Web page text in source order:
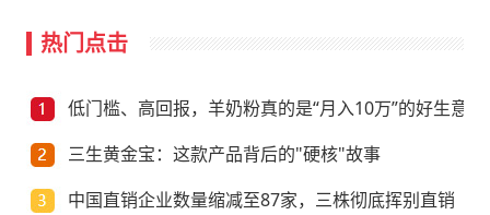
热门点击
低门槛、高回报，羊奶粉真的是“月入10万”的好生意？
三生黄金宝：这款产品背后的"硬核"故事
中国直销企业数量缩减至87家，三株彻底挥别直销